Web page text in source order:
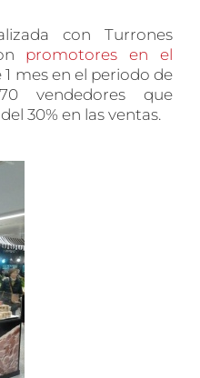
con Turrones
promotores en el
mes en el periodo de
vendedores que
30% en las ventas.